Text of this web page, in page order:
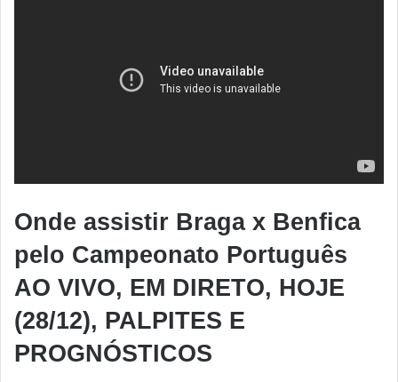
Onde assistir Braga x Benfica
pelo Campeonato Português
AO VIVO, EM DIRETO, HOJE
(28/12), PALPITES E
PROGNÓSTICOS